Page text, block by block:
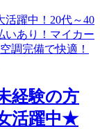
経験の方
活躍中★